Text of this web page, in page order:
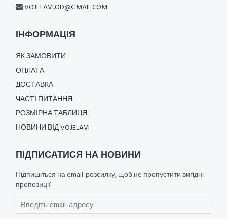
VOJELAVI.OD@GMAIL.COM
ІНФОРМАЦІЯ
ЯК ЗАМОВИТИ
ОПЛАТА
ДОСТАВКА
ЧАСТІ ПИТАННЯ
РОЗМІРНА ТАБЛИЦЯ
НОВИНИ ВІД VOJELAVI
ПІДПИСАТИСЯ НА НОВИНИ
Підпишіться на email-розсилку, щоб не пропустити вигідні
пропозиції